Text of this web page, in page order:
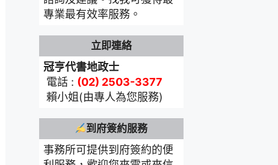
專業最有效率服務。
立即連絡
冠亨代書地政士
電話 : (02) 2503-3377
賴小姐(由專人為您服務)
到府簽約服務
事務所可提供到府簽約的便